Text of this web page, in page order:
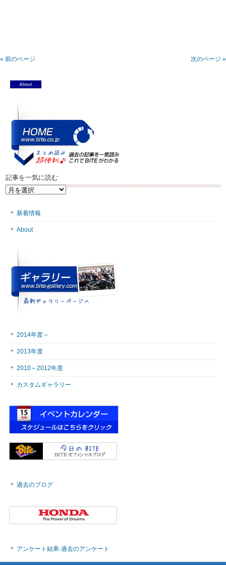
« 前のページ 次のページ »
記事を一気に読む
記
新着情報
About
2014年度～
2013年度
2010～2012年度
カスタムギャラリー
過去のブログ
アンケート結果-過去のアンケート